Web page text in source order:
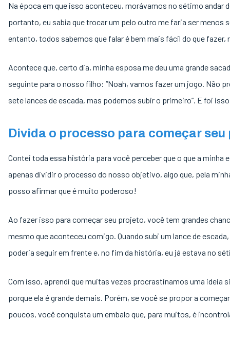
Na época em que isso aconteceu, morávamos no sétimo andar
portanto, eu sabia que trocar um pelo outro me faria ser menos
entanto, todos sabemos que falar é bem mais fácil do que fazer,
Acontece que, certo dia, minha esposa me deu uma grande
seguinte para o nosso filho: “Noah, vamos fazer um jogo. Não
sete lances de escada, mas podemos subir o primeiro”. E foi
Divida o processo para começar
Contei toda essa história para você perceber que o que a minha
apenas dividir o processo do nosso objetivo, algo que, pela
posso afirmar que é muito poderoso!
Ao fazer isso para começar seu projeto, você tem grandes
mesmo que aconteceu comigo. Quando subi um lance de
poderia seguir em frente e, no fim da história, eu já estava no
Com isso, aprendi que muitas vezes procrastinamos uma ideia
porque ela é grande demais. Porém, se você se propor a
poucos, você conquista um embalo que, para muitos, é